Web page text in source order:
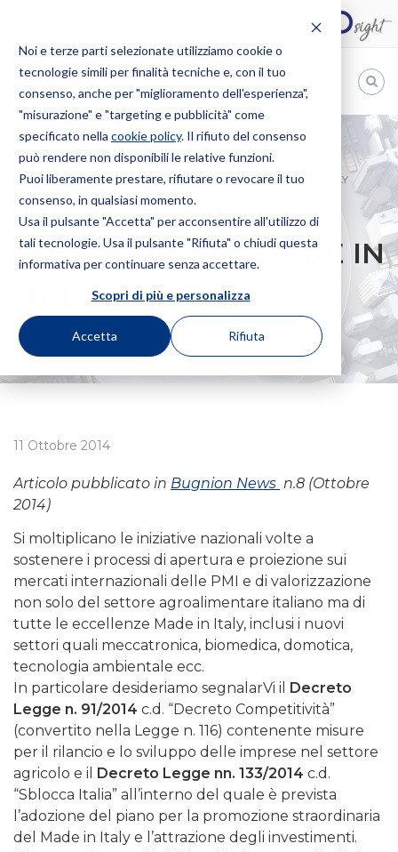
Noi e terze parti selezionate utilizziamo cookie o
tecnologie simili per finalità tecniche e, con il tuo
consenso, anche per "miglioramento dell'esperienza",
"misurazione" e "targeting e pubblicità" come
specificato nella cookie policy. Il rifiuto del consenso
può rendere non disponibili le relative funzioni.
Puoi liberamente prestare, rifiutare o revocare il tuo
consenso, in qualsiasi momento.
Usa il pulsante "Accetta" per acconsentire all'utilizzo di
tali tecnologie. Usa il pulsante "Rifiuta" o chiudi questa
informativa per continuare senza accettare.
Scopri di più e personalizza
Accetta Rifiuta
Bugnion
The
way
HOME NEWS INTERVENTI A SOSTEGNO DEL MADE IN ITALY
INTERVENTI A
SOSTEGNO DEL MADE IN
ITALY
11 Ottobre 2014
Articolo pubblicato in Bugnion News n.8 (Ottobre
2014)
Si moltiplicano le iniziative nazionali volte a
sostenere i processi di apertura e proiezione sui
mercati internazionali delle PMI e di valorizzazione
non solo del settore agroalimentare italiano ma di
tutte le eccellenze Made in Italy, inclusi i nuovi
settori quali meccatronica, biomedica, domotica,
tecnologia ambientale ecc.
In particolare desideriamo segnalarVi il
Decreto
Legge n. 91/2014 c.d. “Decreto Competitività”
(convertito nella Legge n. 116) contenente misure
per il rilancio e lo sviluppo delle imprese nel settore
agricolo e il
Decreto Legge nn. 133/2014 c.d.
“Sblocca Italia” all’interno del quale è prevista
l’adozione del piano per la promozione straordinaria
del Made in Italy e l’attrazione degli investimenti.